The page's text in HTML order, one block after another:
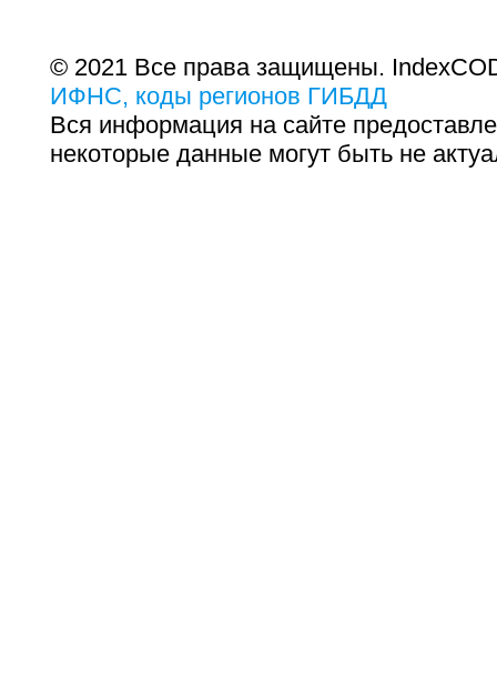
© 2021 Все права защищены.
ИФНС, коды регионов ГИБДД
Вся информация на сайте
некоторые данные могут быть не